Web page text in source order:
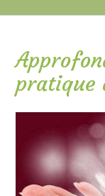
pratique